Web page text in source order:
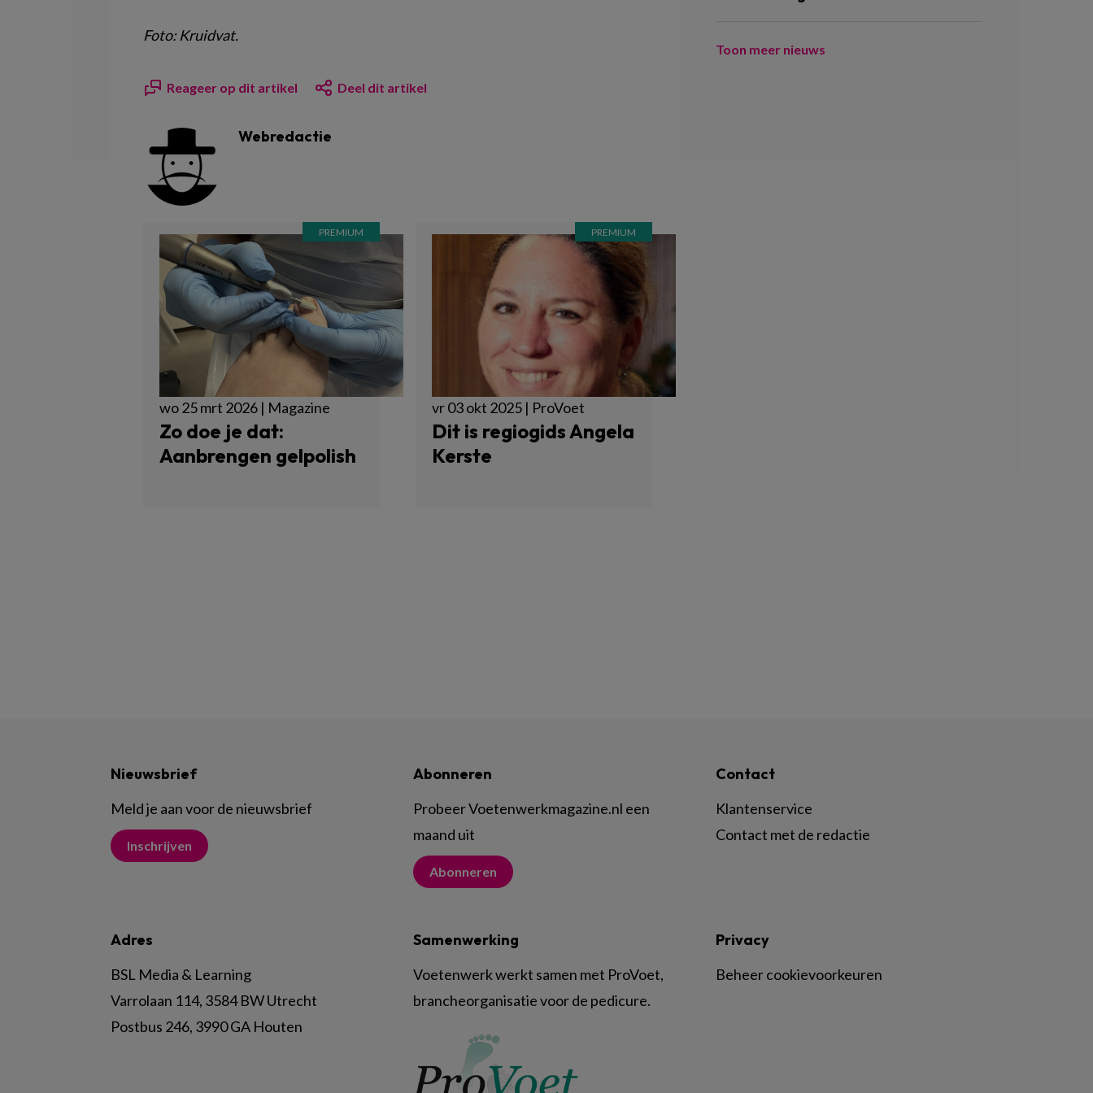
Foto: Kruidvat.
Reageer op dit artikel Deel dit artikel
Webredactie
wo 25 mrt 2026 | Magazine
Zo doe je dat:
Aanbrengen gelpolish
vr 03 okt 2025 | ProVoet
Dit is regiogids Angela
Kerste
Toon meer nieuws
Nieuwsbrief
Meld je aan voor de nieuwsbrief
Inschrijven
Abonneren
Probeer Voetenwerkmagazine.nl een
maand uit
Abonneren
Contact
Klantenservice
Contact met de redactie
Adres
BSL Media & Learning
Varrolaan 114, 3584 BW Utrecht
Postbus 246, 3990 GA Houten
Samenwerking
Voetenwerk werkt samen met ProVoet,
brancheorganisatie voor de pedicure.
Privacy
Beheer cookievoorkeuren